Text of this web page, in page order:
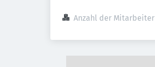
Anzahl der Mitarbeiter